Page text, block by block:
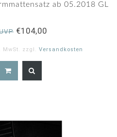
ab 05.2018 GL
€104,00
MwSt. zzgl. Versandkosten